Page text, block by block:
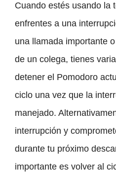
Cuando estés usando la
enfrentes a una
una llamada importante
de un colega, tienes
detener el Pomodoro
ciclo una vez que la
manejado.
interrupción y
durante tu próximo
importante es volver al